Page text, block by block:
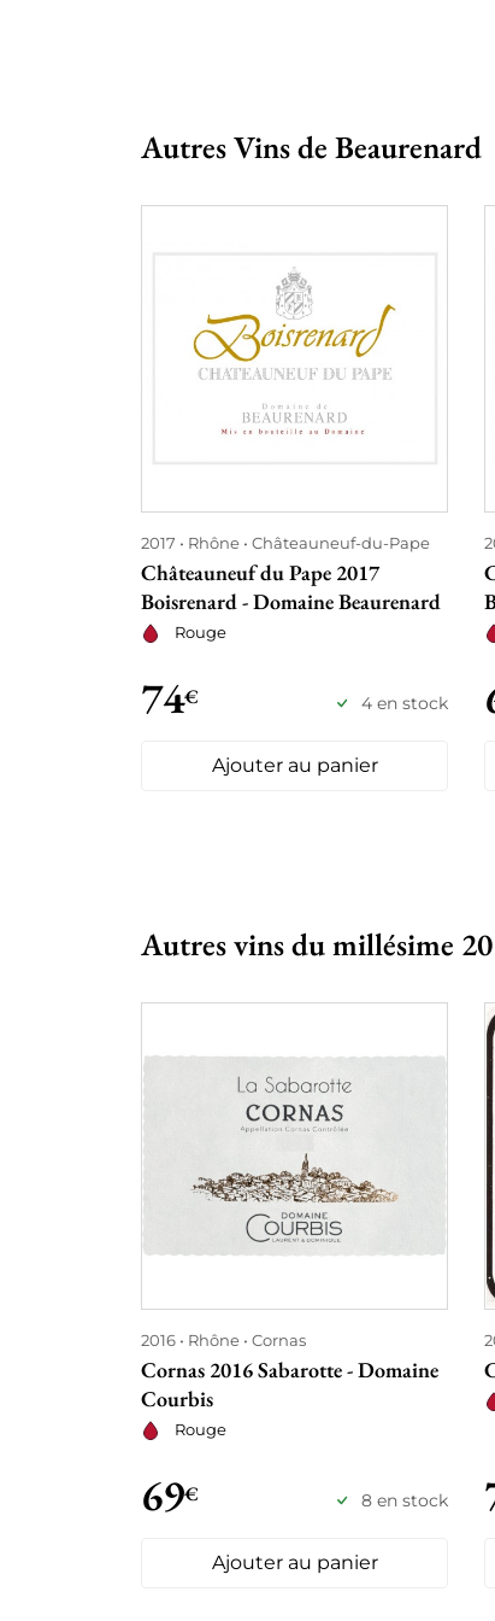
Autres Vins de Beaurenard
2017 Rhône Châteauneuf-du-Pape
Châteauneuf du Pape 2017
Boisrenard - Domaine Beaurenard
Rouge
74€ 4 en stock
Ajouter au panier
Autres vins du millésime
2016 Rhône Cornas
Cornas 2016 Sabarotte - Domaine
Courbis
Rouge
69€ 8 en stock
Ajouter au panier